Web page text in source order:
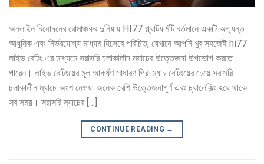
অনলাইন বিনোদনের রোমাঞ্চকর দুনিয়ায় HI77 প্ল্যাটফর্মটি বর্তমানে একটি অত্যন্ত
আধুনিক এবং নির্ভরযোগ্য মাধ্যম হিসেবে পরিচিত, যেখানে আপনি খুব সহজেই hi77
লাইভ বেটিং এর মাধ্যমে সরাসরি চলাকালীন ম্যাচের উত্তেজনা উপভোগ করতে
পারেন। লাইভ বেটিংয়ের মূল আকর্ষণ সাধারণ প্রি-ম্যাচ বেটিংয়ের চেয়ে সরাসরি
চলাকালীন ম্যাচে অংশ নেওয়া অনেক বেশি উত্তেজনাপূর্ণ এবং চ্যালেঞ্জিং হয়ে থাকে
সব সময়। সরাসরি ম্যাচের […]
CONTINUE READING →